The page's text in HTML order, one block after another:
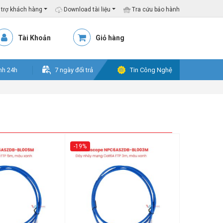
khách hàng Download tài liệu Tra cứu bảo hành
Tài Khoản Giỏ hàng
24h 7 ngày đổi trả Tin Công Nghệ
-19%